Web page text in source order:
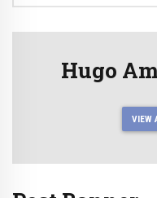
Hugo
VIEW